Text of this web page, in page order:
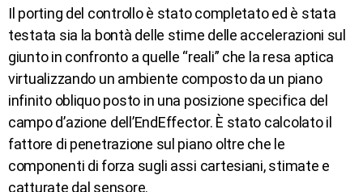
Il porting del controllo è stato completato ed è stata
testata sia la bontà delle stime delle accelerazioni sul
giunto in confronto a quelle “reali” che la resa aptica
virtualizzando un ambiente composto da un piano
infinito obliquo posto in una posizione specifica del
campo d’azione dell’EndEffector. È stato calcolato il
fattore di penetrazione sul piano oltre che le
componenti di forza sugli assi cartesiani, stimate e
catturate dal sensore.